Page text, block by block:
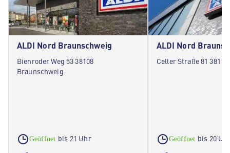
ALDI Nord Braunschweig
Bienroder Weg 53 38108
Braunschweig
Geöffnet bis 21 Uhr
ALDI Nord
Celler Straße 81
Geöffnet bis 20